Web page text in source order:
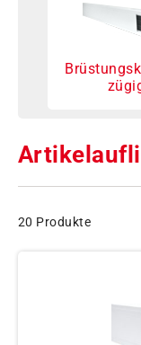
20 Produkte